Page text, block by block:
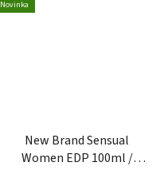
Novinka
New Brand Sensual
Women EDP 100ml /